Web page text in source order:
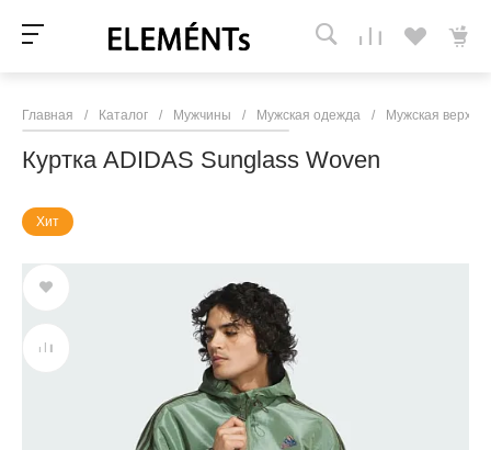
Главная / Каталог / Мужчины / Мужская одежда / Мужская
Куртка ADIDAS Sunglass Woven
Хит